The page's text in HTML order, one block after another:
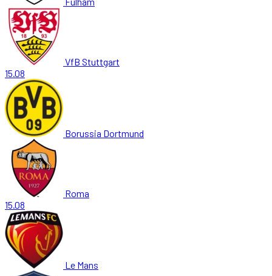
VfB Stuttgart
15.08
Borussia Dortmund
Roma
15.08
Le Mans